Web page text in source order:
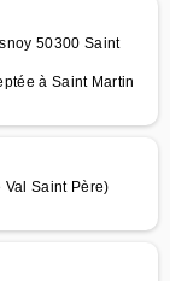
50300 Saint
à Saint Martin
Saint Père)